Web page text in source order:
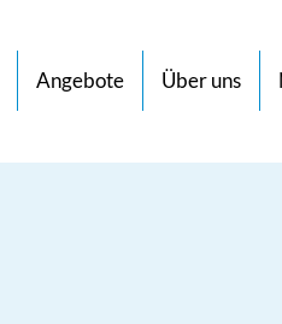
Angebote Über uns